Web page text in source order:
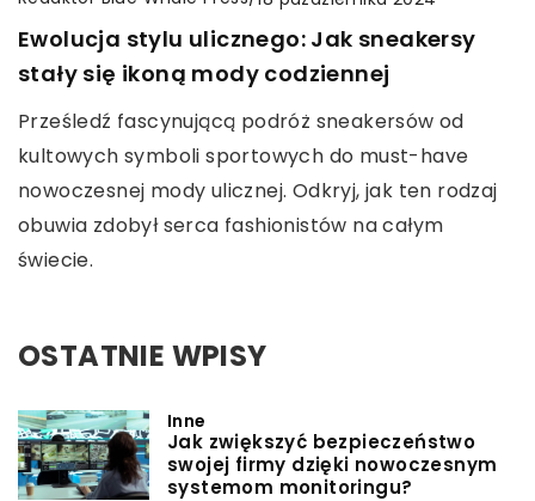
Ewolucja stylu ulicznego: Jak sneakersy
stały się ikoną mody codziennej
Prześledź fascynującą podróż sneakersów od
kultowych symboli sportowych do must-have
nowoczesnej mody ulicznej. Odkryj, jak ten rodzaj
obuwia zdobył serca fashionistów na całym
świecie.
OSTATNIE WPISY
Inne
Jak zwiększyć bezpieczeństwo
swojej firmy dzięki nowoczesnym
systemom monitoringu?